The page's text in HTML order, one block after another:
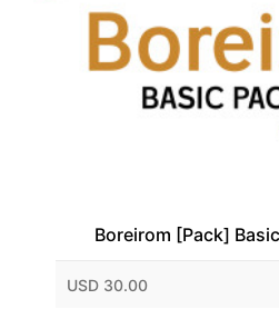
Boreirom [Pack]
USD 30.00